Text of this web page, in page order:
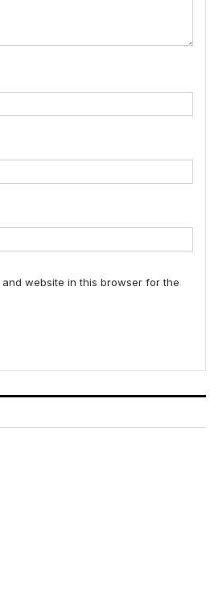
and website in this browser for the